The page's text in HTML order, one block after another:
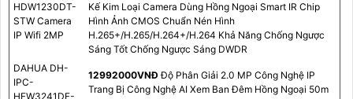
HDW1230DT-
STW Camera
IP Wifi 2MP
Kế Kim Loại Camera Dùng Hồng Ngoại Smart IR Chip
Hình Ảnh CMOS Chuẩn Nén Hình
H.265+/H.265/H.264+/H.264 Khả Năng Chống Ngược
Sáng Tốt Chống Ngược Sáng DWDR
DAHUA DH-
IPC-
HFW3241DF-
12992000VNÐ Độ Phân Giải 2.0 MP Công Nghệ IP
Trang Bị Công Nghệ AI Xem Ban Đêm Hồng Ngoại 50m